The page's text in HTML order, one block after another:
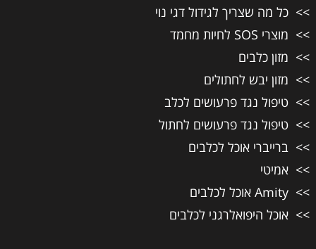
כל מה שצריך לגידול דגי נוי
מוצרי SOS לחיות מחמד
מזון כלבים
מזון יבש לחתולים
טיפול נגד פרעושים לכלב
טיפול נגד פרעושים לחתול
ברייברי אוכל לכלבים
אמיטי
Amity אוכל לכלבים
אוכל היפואלרגני לכלבים